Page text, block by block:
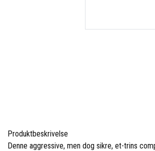
Produktbeskrivelse
Denne aggressive, men dog sikre, et-trins